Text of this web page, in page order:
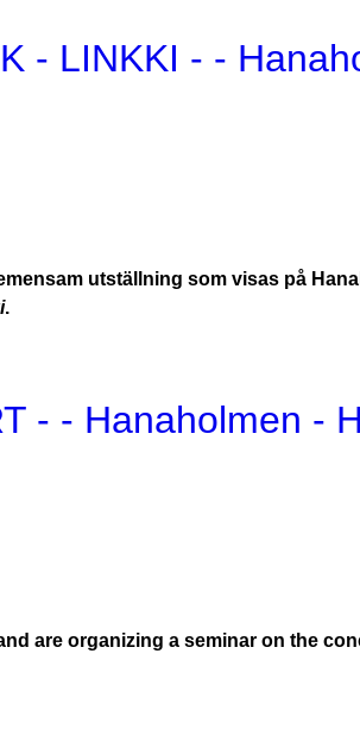
- LINKKI - -
utställning som visas på
.
- - Hanaholmen -
are organizing a seminar on the